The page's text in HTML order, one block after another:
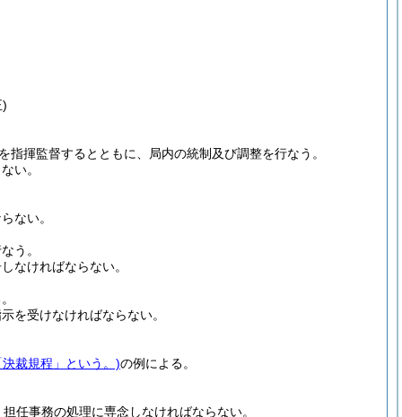
)
揮監督するとともに、局内の統制及び調整を行なう。
い。
ない。
う。
なければならない。
を受けなければならない。
裁規程」という。)の例による。
任事務の処理に専念しなければならない。